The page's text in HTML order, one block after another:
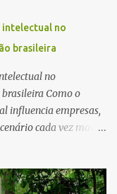
das
pauta ecológica.
climática, social e
intelectual no
brasileira
no
Como o
influencia empresas,
cada vez mais
intelectual em um